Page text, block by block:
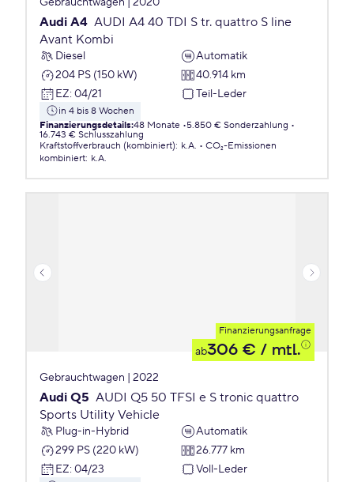
Audi A4 AUDI A4 40 TDI S tr. quattro S line
Avant Kombi
Diesel
Automatik
204 PS (150 kW)
40.914 km
EZ: 04/21 Teil-Leder
in 4 bis 8 Wochen
Finanzierungsdetails:48 Monate 5.850 € Sonderzahlung
16.743 € Schlusszahlung
Kraftstoffverbrauch (kombiniert): k.A.
CO₂-Emissionen
kombiniert: k.A.
Finanzierungsanfrage
ab306 € / mtl.
Gebrauchtwagen | 2022
Audi Q5 AUDI Q5 50 TFSI e S tronic quattro
Sports Utility Vehicle
Plug-in-Hybrid
Automatik
299 PS (220 kW)
26.777 km
EZ: 04/23 Voll-Leder